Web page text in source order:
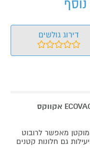
דירוג גולשים
מאפשר לרובוט
גם חלונות קטנים